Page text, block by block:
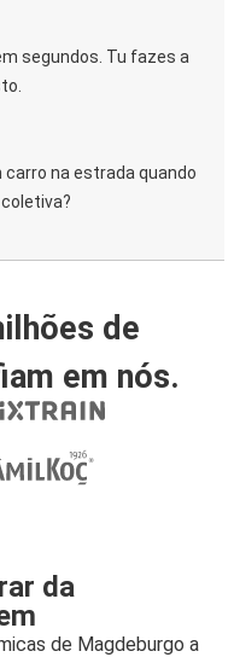
segundos. Tu fazes a
na estrada quando
de
em nós.
da
de Magdeburgo a